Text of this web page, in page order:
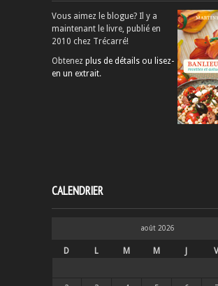
Vous aimez le blogue? Il y a
maintenant le livre, publié en
2010 chez Trécarré!
Obtenez plus de détails ou lisez-
en un extrait.
CALENDRIER
août 2026
D L M M J V